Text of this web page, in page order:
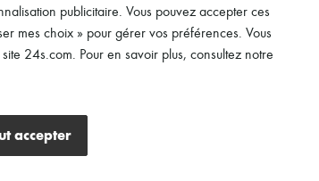
publicitaire. Vous pouvez accepter ces
mes choix » pour gérer vos préférences. Vous
24s.com. Pour en savoir plus, consultez notre
accepter